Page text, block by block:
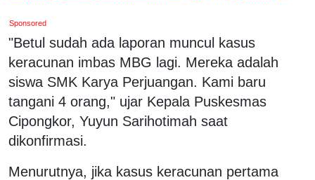
Sponsored
"Betul sudah ada laporan muncul kasus
keracunan imbas MBG lagi. Mereka adalah
siswa SMK Karya Perjuangan. Kami baru
tangani 4 orang," ujar Kepala Puskesmas
Cipongkor, Yuyun Sarihotimah saat
dikonfirmasi.
Menurutnya, jika kasus keracunan pertama